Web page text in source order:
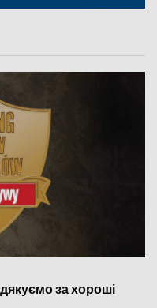
за хороші